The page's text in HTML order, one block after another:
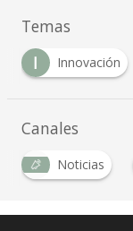
Temas
I
Innovación
Canales
Noticias